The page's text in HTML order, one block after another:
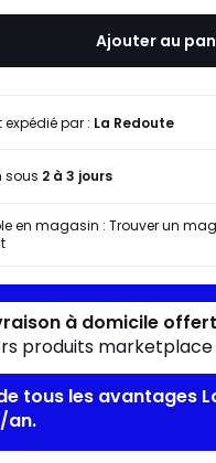
Ajouter au
expédié par : La Redoute
sous 2 à 3 jours
en magasin : Trouver un
à domicile
produits marketplace
tous les avantages
an.